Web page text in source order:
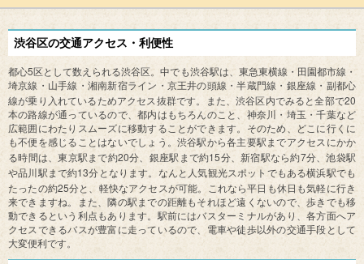
渋谷区の交通アクセス・利便性
都心5区として数えられる渋谷区。中でも渋谷駅は、東急東横線・田園都市線・
埼京線・山手線・湘南新宿ライン・京王井の頭線・半蔵門線・銀座線・副都心
線が乗り入れているためアクセス抜群です。また、渋谷区内でみると全部で20
本の路線が通っているので、都内はもちろんのこと、神奈川・埼玉・千葉など
広範囲にわたりスムーズに移動することができます。そのため、どこに行くに
も不便を感じることはないでしょう。渋谷駅から各主要駅までアクセスにかか
る時間は、東京駅まで約20分、銀座駅まで約15分、新宿駅なら約7分、池袋駅
や品川駅まで約13分となります。なんと人気観光スポットでもある横浜駅でも
たったの約25分と、軽快なアクセスが可能。これなら平日も休日も気軽に行き
来できますね。また、隣の駅までの距離もそれほど遠くないので、歩きでも移
動できるという利点もあります。駅前にはバスターミナルがあり、各方面へア
クセスできるバスが豊富に走っているので、電車や徒歩以外の交通手段として
大変便利です。